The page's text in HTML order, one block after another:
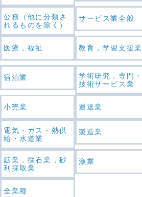
公務（他に分類さ
れるものを除く）
サービス業全般
医療，福祉 教育，学習支援業
宿泊業
学術研究，専門・
技術サービス業
小売業 運送業
電気・ガス・熱供
給・水道業
製造業
鉱業，採石業，砂
利採取業
漁業
全業種